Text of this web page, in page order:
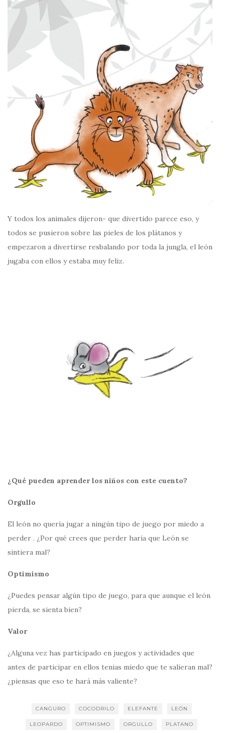
Y todos los animales dijeron- que divertido parece eso, y
todos se pusieron sobre las pieles de los plátanos y
empezaron a divertirse resbalando por toda la jungla, el león
jugaba con ellos y estaba muy feliz.
¿Qué pueden aprender los niños con este cuento?
Orgullo
El león no quería jugar a ningún tipo de juego por miedo a
perder . ¿Por qué crees que perder haría que León se
sintiera mal?
Optimismo
¿Puedes pensar algún tipo de juego, para que aunque el león
pierda, se sienta bien?
Valor
¿Alguna vez has participado en juegos y actividades que
antes de participar en ellos tenias miedo que te salieran mal?
¿piensas que eso te hará más valiente?
CANGURO COCODRILO ELEFANTE LEÓN
LEOPARDO OPTIMISMO ORGULLO PLATANO